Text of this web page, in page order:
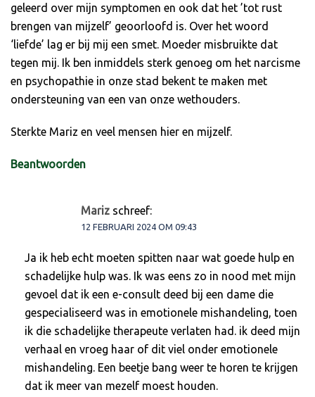
geleerd over mijn symptomen en ook dat het ’tot rust
brengen van mijzelf’ geoorloofd is. Over het woord
‘liefde’ lag er bij mij een smet. Moeder misbruikte dat
tegen mij. Ik ben inmiddels sterk genoeg om het narcisme
en psychopathie in onze stad bekent te maken met
ondersteuning van een van onze wethouders.
Sterkte Mariz en veel mensen hier en mijzelf.
Beantwoorden
Mariz schreef:
12 FEBRUARI 2024 OM 09:43
Ja ik heb echt moeten spitten naar wat goede hulp en
schadelijke hulp was. Ik was eens zo in nood met mijn
gevoel dat ik een e-consult deed bij een dame die
gespecialiseerd was in emotionele mishandeling, toen
ik die schadelijke therapeute verlaten had. ik deed mijn
verhaal en vroeg haar of dit viel onder emotionele
mishandeling. Een beetje bang weer te horen te krijgen
dat ik meer van mezelf moest houden.